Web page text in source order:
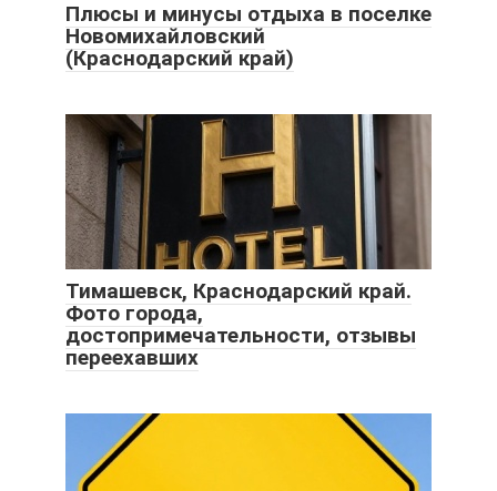
Плюсы и минусы отдыха в поселке
Новомихайловский
(Краснодарский край)
Тимашевск, Краснодарский край.
Фото города,
достопримечательности, отзывы
переехавших